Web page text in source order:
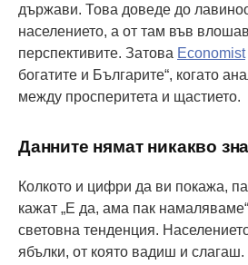
държави. Това доведе до
населението, а от там във
перспективите. Затова Economist
богатите и Българите“, когато
между просперитета и щастието.
Данните нямат никакво
Колкото и цифри да ви покажа,
кажат „Е да, ама пак
световна тенденция.
ябълки, от която вадиш и